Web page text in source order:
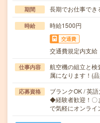
期間 長期でお仕事でき
時給 時給1500円
交通費
交通費規定内支給
仕事内容
航空機の組立と検
属になります！(
応募資格
ブランクOK / 英
◆経験者歓迎！〇
で気軽にオンラ